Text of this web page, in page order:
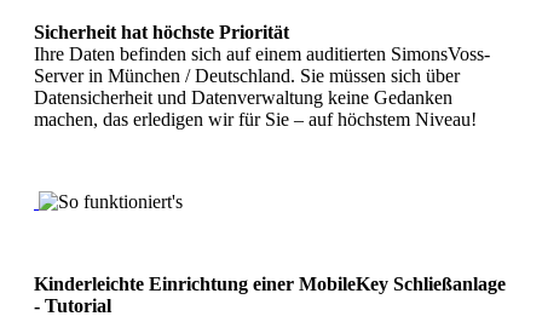
Sicherheit hat höchste Priorität
Ihre Daten befinden sich auf einem auditierten SimonsVoss-
Server in München / Deutschland. Sie müssen sich über
Datensicherheit und Datenverwaltung keine Gedanken
machen, das erledigen wir für Sie – auf höchstem Niveau!
Kinderleichte Einrichtung einer MobileKey Schließanlage
- Tutorial